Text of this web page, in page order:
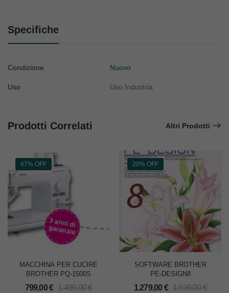
Specifiche
Condizione Nuovo
Uso Uso Industria
Prodotti Correlati Altri Prodotti
47% OFF
MACCHINA PER CUCIRE
BROTHER PQ-1500S
799,00€ 1.499,00€
20% OFF
SOFTWARE BROTHER
PE-DESIGN8
1.279,00 € 1.599,00€